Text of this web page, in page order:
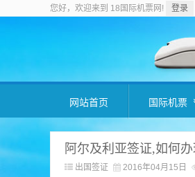
您好，欢迎来到 18国际机票网! 登录
网站首页 国际机票
阿尔及利亚签证,如何
出国签证 2016年04月15日